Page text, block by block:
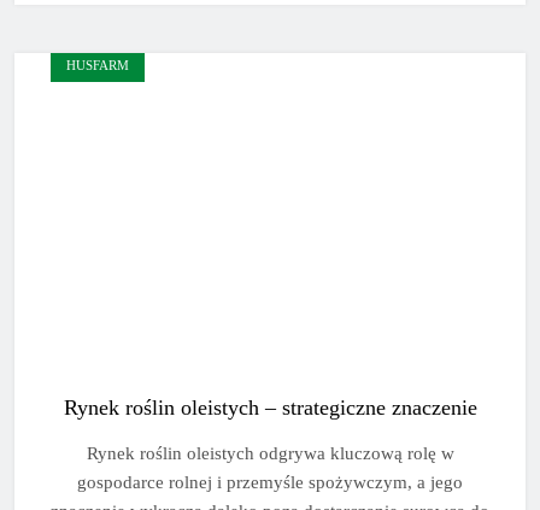
HUSFARM
Rynek roślin oleistych – strategiczne znaczenie
Rynek roślin oleistych odgrywa kluczową rolę w
gospodarce rolnej i przemyśle spożywczym, a jego